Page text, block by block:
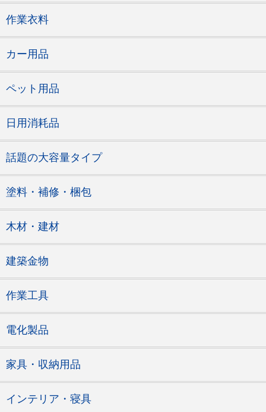
作業衣料
カー用品
ペット用品
日用消耗品
話題の大容量タイプ
塗料・補修・梱包
木材・建材
建築金物
作業工具
電化製品
家具・収納用品
インテリア・寝具